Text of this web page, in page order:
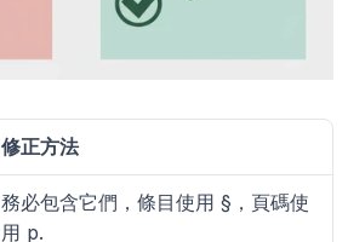
修正方法
務必包含它們，條目使用 §，頁碼使
用 p.